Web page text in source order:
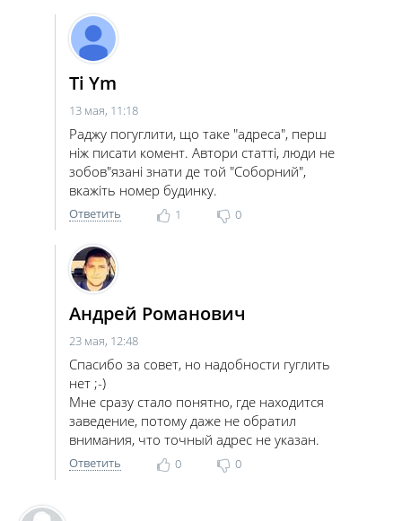
Ti Ym
13 мая, 11:18
Раджу погуглити, що таке "адреса", перш
ніж писати комент. Автори статті, люди не
зобов"язані знати де той "Соборний",
вкажіть номер будинку.
Ответить 1 0
Андрей Романович
23 мая, 12:48
Спасибо за совет, но надобности гуглить
нет ;-)
Мне сразу стало понятно, где находится
заведение, потому даже не обратил
внимания, что точный адрес не указан.
Ответить 0 0